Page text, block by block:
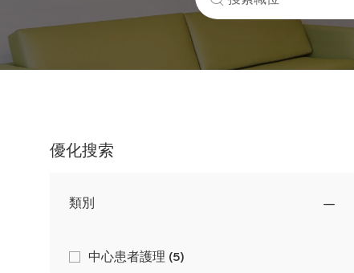
索
位
優化搜索
類別
中心患者護理 (5)工